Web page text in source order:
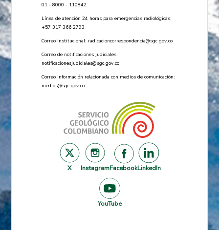
01 - 8000 - 110842
Línea de atención 24 horas para emergencias radiológicas:
+57 ​317 366 2793
Correo Institucional: radicacioncorrespondencia@sgc.gov.co
Correo de notificaciones judiciales:
notificacionesjudiciales@sgc.gov.co
Correo información relacionada con medios de comunicación:
medios@sgc.gov.co
X InstagramFacebookLinkedIn
YouTube